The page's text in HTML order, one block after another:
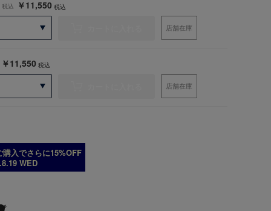
￥11,550 税込
税込
店舗在庫
￥11,550 税込
店舗在庫
入でさらに15%OFF
WED